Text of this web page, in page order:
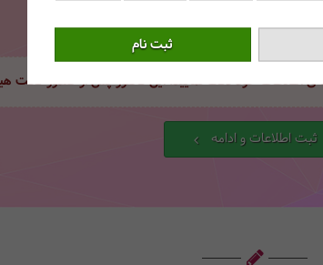
آموزشیرا می‌پذیرم.
اطلاعات خود دقت نمایید، این فاکتور پس از صدور تحت
ثبت اطلاعات و ادامه